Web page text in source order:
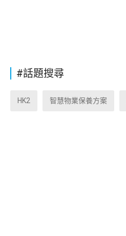
#話題搜尋
HK2 智慧物業保養方案